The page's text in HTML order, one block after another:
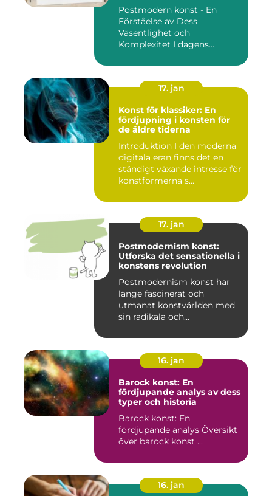
Postmodern konst - En
Förståelse av Dess
Väsentlighet och
Komplexitet I dagens
17. jan
Konst för klassiker: En
fördjupning i konsten för
de äldre tiderna
Introduktion I den moderna
digitala eran finns det en
ständigt växande intresse för
konstformerna s...
17. jan
Postmodernism konst:
Utforska det sensationella i
konstens revolution
Postmodernism konst har
länge fascinerat och
utmanat konstvärlden med
sin radikala och
16. jan
Barock konst: En
fördjupande analys av dess
typer och historia
Barock konst: En
fördjupande analys Översikt
över barock konst ...
16. jan